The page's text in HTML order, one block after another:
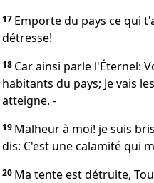
17 Emporte du pays ce qui
détresse!
18 Car ainsi parle l'Éternel:
habitants du pays; Je vais
atteigne. -
19 Malheur à moi! je suis
dis: C'est une calamité qui
20 Ma tente est détruite,